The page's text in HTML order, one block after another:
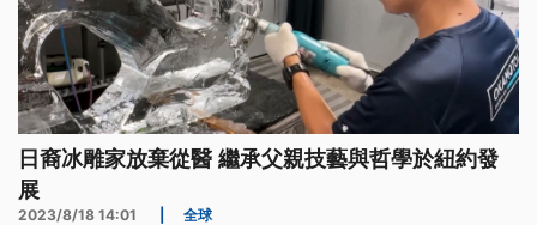
日裔冰雕家放棄從醫 繼承父親技藝與哲學於紐約發
展
2023/8/18 14:01 全球